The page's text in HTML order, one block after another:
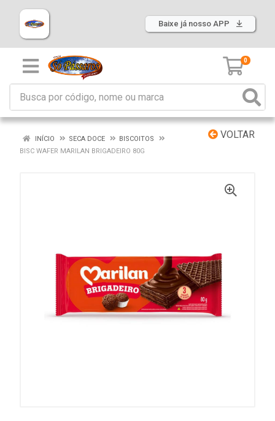
Baixe já nosso APP
0
VOLTAR
INÍCIO SECA DOCE
BISCOITOS
BISC WAFER MARILAN BRIGADEIRO 80G